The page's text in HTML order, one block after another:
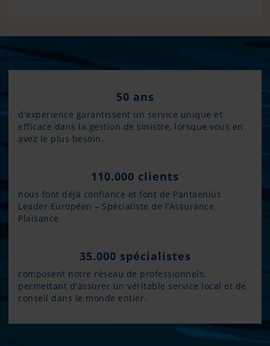
50 ans
d'expérience garantissent un service unique et
efficace dans la gestion de sinistre, lorsque vous en
avez le plus besoin.
110.000 clients
nous font déjà confiance et font de Pantaenius
Leader Européen – Spécialiste de l’Assurance
Plaisance.
35.000 spécialistes
composent notre réseau de professionnels,
permettant d'assurer un véritable service local et de
conseil dans le monde entier.